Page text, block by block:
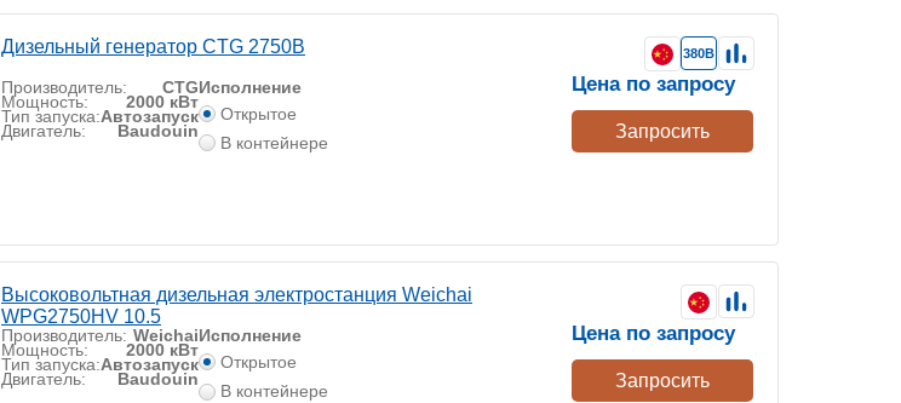
Дизельный генератор CTG 2750B
Производитель: CTG
Мощность: 2000 кВт
Тип запуска:Автозапуск
Двигатель: Baudouin
Исполнение
Открытое
В контейнере
380В
Цена по запросу
Запросить
Высоковольтная дизельная электростанция Weichai
WPG2750HV 10.5
Производитель: Weichai
Мощность: 2000 кВт
Тип запуска:Автозапуск
Двигатель: Baudouin
Исполнение
Открытое
В контейнере
Цена по запросу
Запросить